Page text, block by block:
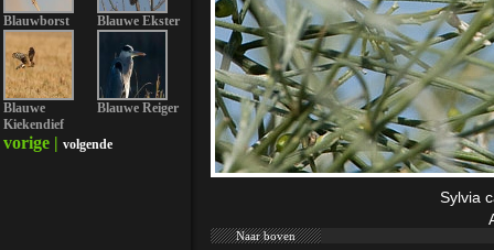
Blauwborst Blauwe Ekster
Blauwe
Kiekendief
Blauwe Reiger
vorige | volgende
Sylvia
Naar boven